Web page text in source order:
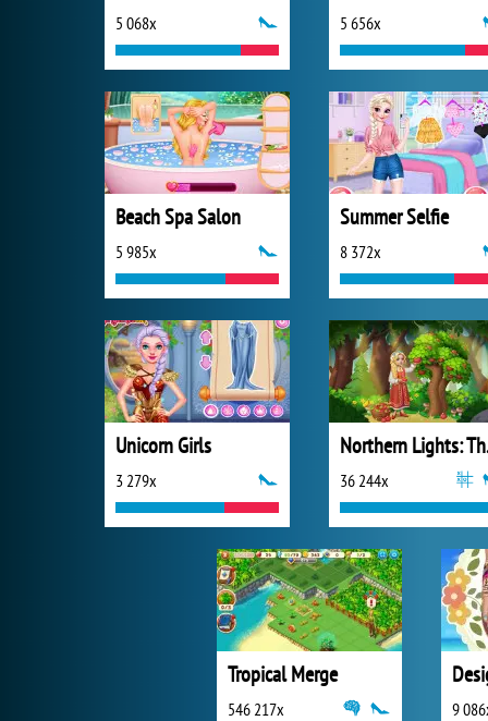
5 068x 5 656x
Beach Spa Salon
5 985x
Summer Selfie
8 372x
Unicorn Girls
3 279x 36 244x
Tropical Merge
546 217x 9